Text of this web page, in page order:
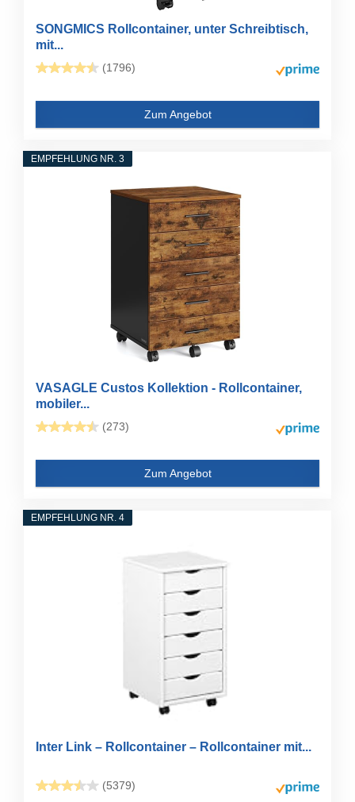
SONGMICS Rollcontainer, unter Schreibtisch,
mit...
(1796)
Zum Angebot
EMPFEHLUNG NR. 3
VASAGLE Custos Kollektion - Rollcontainer,
mobiler...
(273)
Zum Angebot
EMPFEHLUNG NR. 4
Inter Link – Rollcontainer – Rollcontainer mit...
(5379)